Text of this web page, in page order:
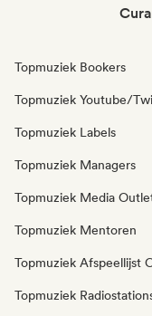
Topmuziek Bookers
Topmuziek Youtube/
Topmuziek Labels
Topmuziek Managers
Topmuziek Media
Topmuziek Mentoren
Topmuziek Afspeellijst
Topmuziek